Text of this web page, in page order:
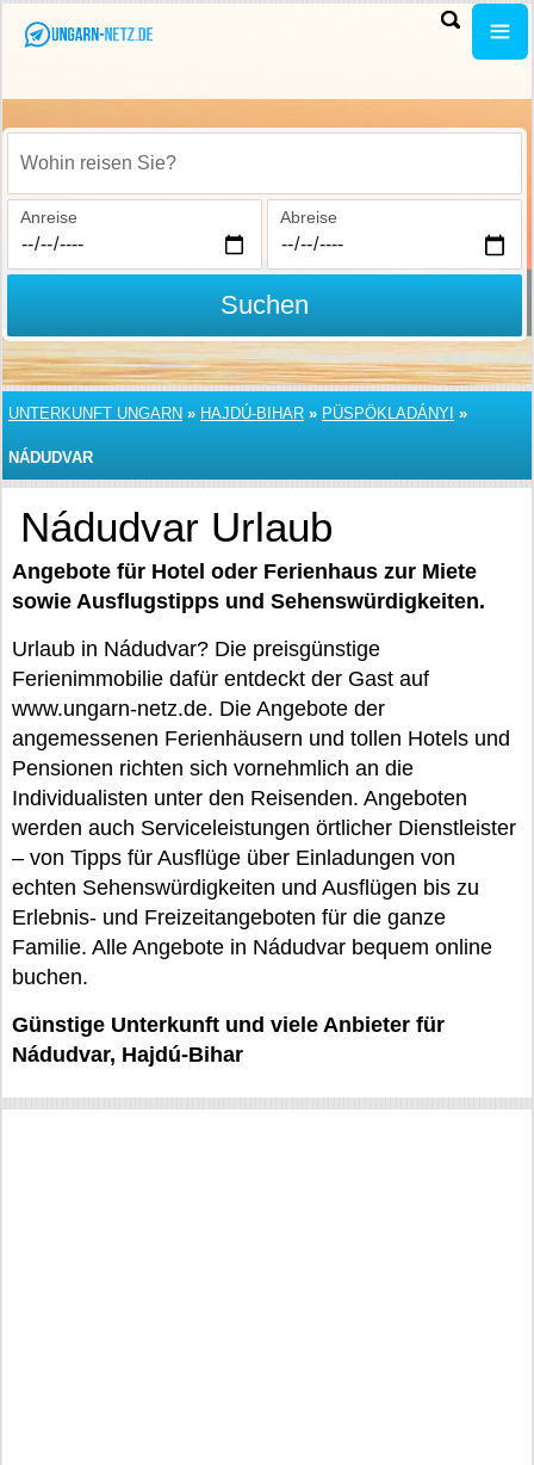
Wohin reisen Sie?
Anreise Abreise
Suchen
UNTERKUNFT UNGARN » HAJDÚ-BIHAR » PÜSPÖKLADÁNYI »
NÁDUDVAR
Nádudvar Urlaub
Angebote für Hotel oder Ferienhaus zur Miete
sowie Ausflugstipps und Sehenswürdigkeiten.
Urlaub in Nádudvar? Die preisgünstige
Ferienimmobilie dafür entdeckt der Gast auf
www.ungarn-netz.de. Die Angebote der
angemessenen Ferienhäusern und tollen Hotels und
Pensionen richten sich vornehmlich an die
Individualisten unter den Reisenden. Angeboten
werden auch Serviceleistungen örtlicher Dienstleister
– von Tipps für Ausflüge über Einladungen von
echten Sehenswürdigkeiten und Ausflügen bis zu
Erlebnis- und Freizeitangeboten für die ganze
Familie. Alle Angebote in Nádudvar bequem online
buchen.
Günstige Unterkunft und viele Anbieter für
Nádudvar, Hajdú-Bihar